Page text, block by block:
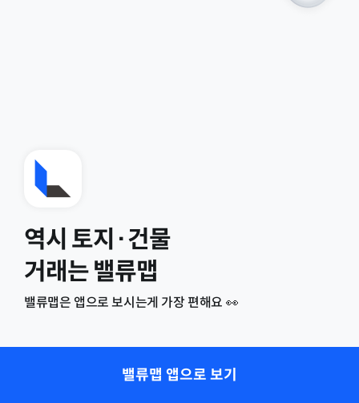
역시 토지·건물
거래는 밸류맵
밸류맵은 앱으로 보시는게 가장 편해요 👀
밸류맵 앱으로 보기